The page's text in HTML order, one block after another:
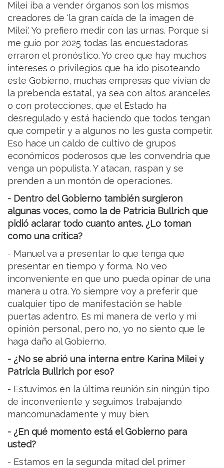
Milei iba a vender órganos son los mismos
creadores de 'la gran caída de la imagen de
Milei'. Yo prefiero medir con las urnas. Porque si
me guío por 2025 todas las encuestadoras
erraron el pronóstico. Yo creo que hay muchos
intereses o privilegios que ha ido pisoteando
este Gobierno, muchas empresas que vivían de
la prebenda estatal, ya sea con altos aranceles
o con protecciones, que el Estado ha
desregulado y está haciendo que todos tengan
que competir y a algunos no les gusta competir.
Eso hace un caldo de cultivo de grupos
económicos poderosos que les convendría que
venga un populista. Y atacan, raspan y se
prenden a un montón de operaciones.
- Dentro del Gobierno también surgieron
algunas voces, como la de Patricia Bullrich que
pidió aclarar todo cuanto antes. ¿Lo toman
como una crítica?
- Manuel va a presentar lo que tenga que
presentar en tiempo y forma. No veo
inconveniente en que uno pueda opinar de una
manera u otra. Yo siempre voy a preferir que
cualquier tipo de manifestación se hable
puertas adentro. Es mi manera de verlo y mi
opinión personal, pero no, yo no siento que le
haga daño al Gobierno.
- ¿No se abrió una interna entre Karina Milei y
Patricia Bullrich por eso?
- Estuvimos en la última reunión sin ningún tipo
de inconveniente y seguimos trabajando
mancomunadamente y muy bien.
- ¿En qué momento está el Gobierno para
usted?
- Estamos en la segunda mitad del primer